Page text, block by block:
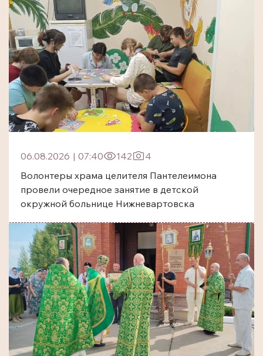
06.08.2026 | 07:40 142
4
Волонтеры храма целителя Пантелеимона
провели очередное занятие в детской
окружной больнице Нижневартовска